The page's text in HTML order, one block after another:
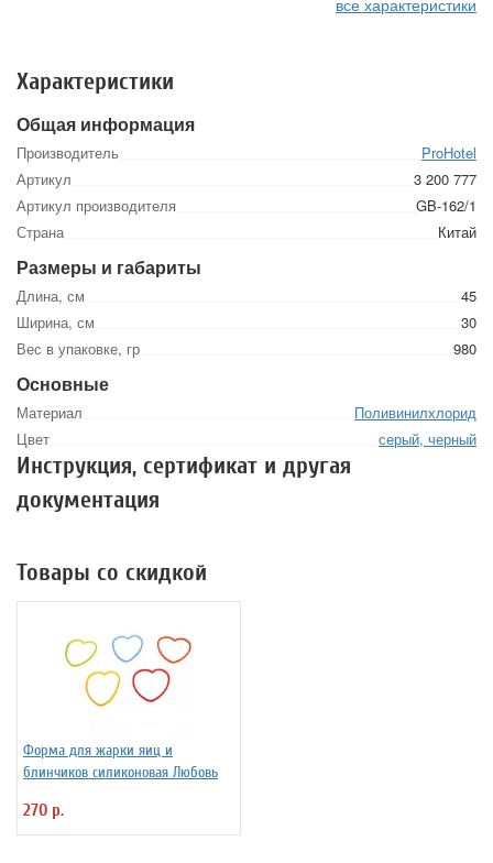
все характеристики
Характеристики
Общая информация
Производитель
ProHotel
Артикул
3 200 777
Артикул производителя
GB-162/1
Страна
Китай
Размеры и габариты
Длина, см
45
Ширина, см
30
Вес в упаковке, гр
980
Основные
Материал
Поливинилхлорид
Цвет
серый, черный
Инструкция, сертификат и другая
документация
Товары со скидкой
Форма для жарки яиц и
блинчиков силиконовая Любовь
270 р.